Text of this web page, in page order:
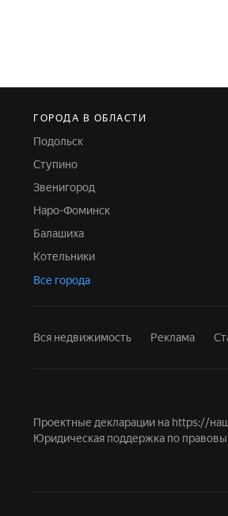
ГОРОДА В ОБЛАСТИ
Подольск
Ступино
Звенигород
Наро-Фоминск
Балашиха
Котельники
Все города
Вся недвижимость Реклама
Проектные декларации на https://
Юридическая поддержка по